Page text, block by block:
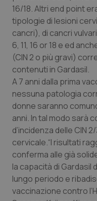
Calabria
Campania
Emilia-Romagna
Friuli Venezia
Lazio
Liguria
Lombardia
Marche
Asma & BPCO
Car-T
Colesterolo &
Dermatite
Diabete &
Disturbi
Dolore
Donna & Salute
16/18. Altri end point
tipologie di lesioni
cancri), di cancri
6, 11, 16 or 18 e ed
(CIN 2 o più gravi)
contenuti in Gardasil.
A 7 anni dalla prima
nessuna patologia
donne saranno
anni. In tal modo sarà
d’incidenza delle CIN
cervicale.“I risultati
conferma alle già
la capacità di Gardasil
lungo periodo e
vaccinazione contro